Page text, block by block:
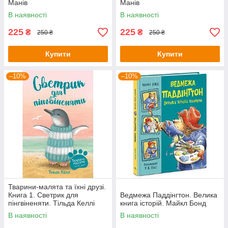
Манів
В наявності
225 ₴ 250 ₴
Купити
Манів
В наявності
225 ₴ 250 ₴
Купити
–10%
Тварини-малята та їхні друзі.
Книга 1. Светрик для
пінгвіненяти. Тільда Келлі
В наявності
–10%
Ведмежа Паддінгтон. Велика
книга історій. Майкл Бонд
В наявності